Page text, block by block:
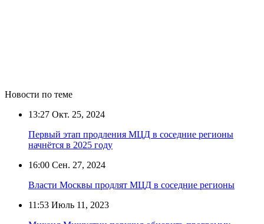
Новости по теме
13:27 Окт. 25, 2024
Первый этап продления МЦД в соседние регионы
начнётся в 2025 году
16:00 Сен. 27, 2024
Власти Москвы продлят МЦД в соседние регионы
11:53 Июль 11, 2023